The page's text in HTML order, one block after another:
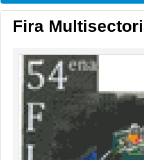
Fira